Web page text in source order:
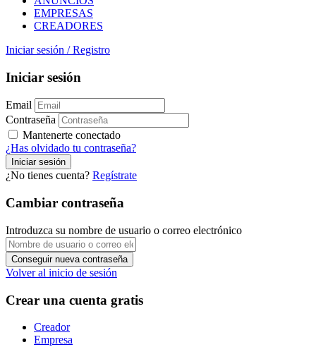
EMPRESAS
CREADORES
Iniciar sesión / Registro
Iniciar sesión
Email
Contraseña
Mantenerte conectado
¿Has olvidado tu contraseña?
¿No tienes cuenta? Regístrate
Cambiar contraseña
Introduzca su nombre de usuario o correo electrónico
Volver al inicio de sesión
Crear una cuenta gratis
Creador
Empresa